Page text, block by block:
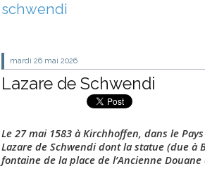
schwendi
mardi 26 mai 2026
Lazare de Schwendi
Le 27 mai 1583 à Kirchhoffen, dans le
Lazare de Schwendi dont la statue (due à
fontaine de la place de l’Ancienne Douane